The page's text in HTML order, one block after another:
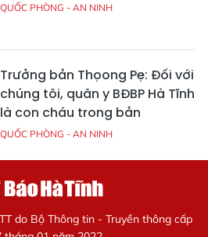
QUỐC PHÒNG - AN NINH
Trưởng bản Thọong Pẹ: Đối với
chúng tôi, quân y BĐBP Hà Tĩnh
là con cháu trong bản
QUỐC PHÒNG - AN NINH
do Bộ Thông tin - Truyền thông cấp